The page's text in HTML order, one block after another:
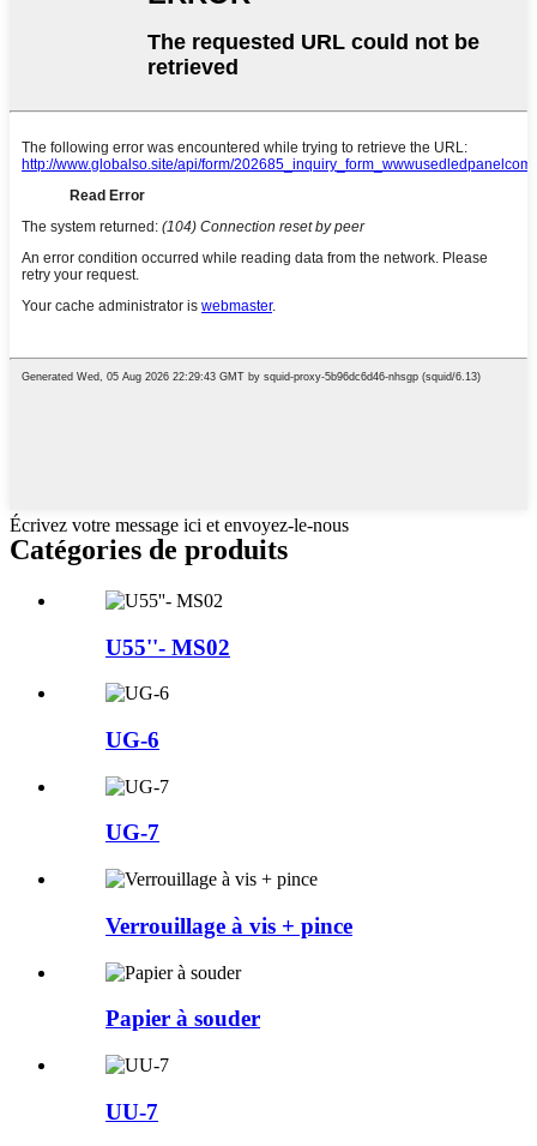
Écrivez votre message ici et envoyez-le-nous
Catégories de produits
U55''- MS02
UG-6
UG-7
Verrouillage à vis + pince
Papier à souder
UU-7